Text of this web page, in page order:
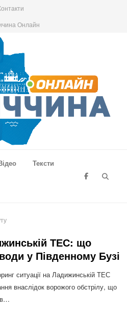
Онлайн
Тексти
ТЕС: що
у Південному Бузі
ситуації на Ладижинській ТЕС
внаслідок ворожого обстрілу, що
в…